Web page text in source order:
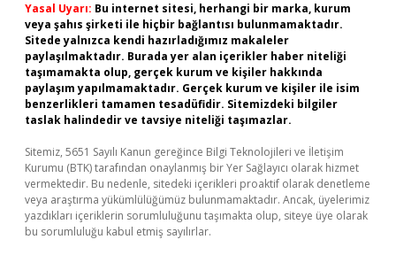
Yasal Uyarı: Bu internet sitesi, herhangi bir marka, kurum
veya şahıs şirketi ile hiçbir bağlantısı bulunmamaktadır.
Sitede yalnızca kendi hazırladığımız makaleler
paylaşılmaktadır. Burada yer alan içerikler haber niteliği
taşımamakta olup, gerçek kurum ve kişiler hakkında
paylaşım yapılmamaktadır. Gerçek kurum ve kişiler ile isim
benzerlikleri tamamen tesadüfidir. Sitemizdeki bilgiler
taslak halindedir ve tavsiye niteliği taşımazlar.
Sitemiz, 5651 Sayılı Kanun gereğince Bilgi Teknolojileri ve İletişim
Kurumu (BTK) tarafından onaylanmış bir Yer Sağlayıcı olarak hizmet
vermektedir. Bu nedenle, sitedeki içerikleri proaktif olarak denetleme
veya araştırma yükümlülüğümüz bulunmamaktadır. Ancak, üyelerimiz
yazdıkları içeriklerin sorumluluğunu taşımakta olup, siteye üye olarak
bu sorumluluğu kabul etmiş sayılırlar.